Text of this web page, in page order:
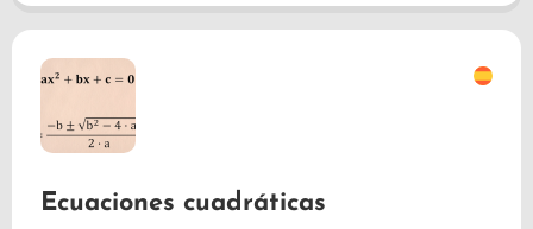
Ecuaciones cuadráticas